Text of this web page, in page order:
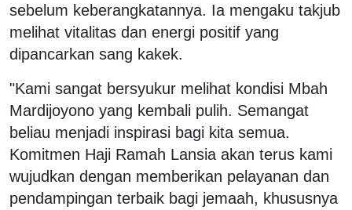
sebelum keberangkatannya. Ia mengaku takjub
melihat vitalitas dan energi positif yang
dipancarkan sang kakek.
"Kami sangat bersyukur melihat kondisi Mbah
Mardijoyono yang kembali pulih. Semangat
beliau menjadi inspirasi bagi kita semua.
Komitmen Haji Ramah Lansia akan terus kami
wujudkan dengan memberikan pelayanan dan
pendampingan terbaik bagi jemaah, khususnya